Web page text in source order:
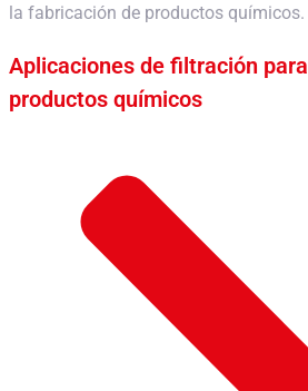
la fabricación de productos químicos.
Aplicaciones de filtración para
productos químicos